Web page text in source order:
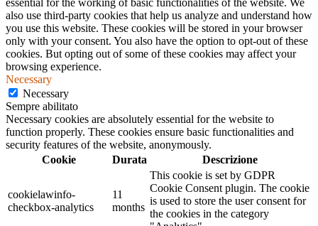
essential for the working of basic functionalities of the website. We
also use third-party cookies that help us analyze and understand how
you use this website. These cookies will be stored in your browser
only with your consent. You also have the option to opt-out of these
cookies. But opting out of some of these cookies may affect your
browsing experience.
Necessary
Necessary
Sempre abilitato
Necessary cookies are absolutely essential for the website to
function properly. These cookies ensure basic functionalities and
security features of the website, anonymously.
Cookie
Durata Descrizione
cookielawinfo-
checkbox-analytics
11
months
This cookie is set by GDPR
Cookie Consent plugin. The cookie
is used to store the user consent for
the cookies in the category